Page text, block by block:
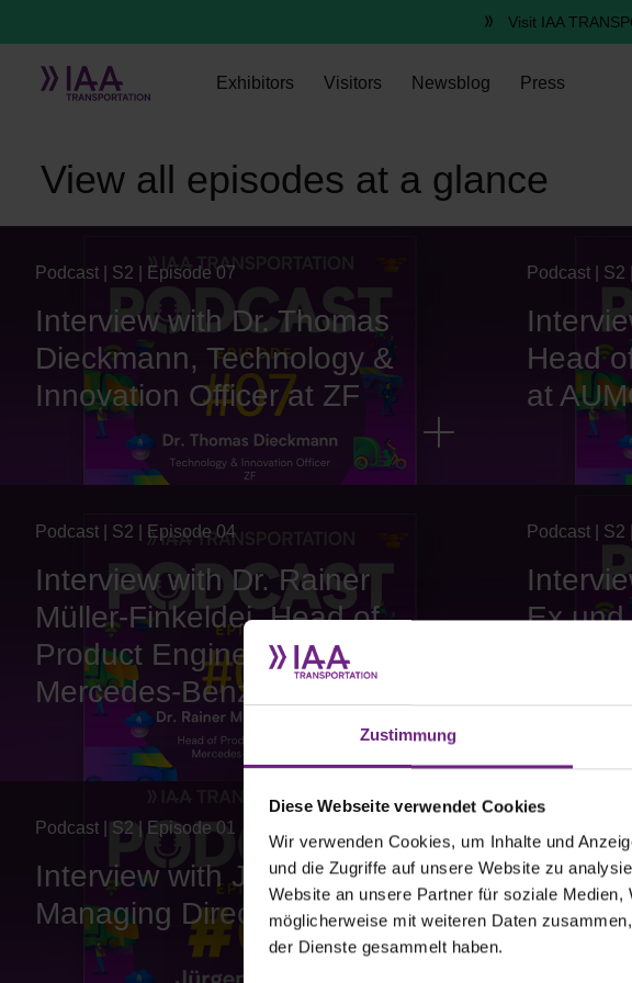
Zustimmung
Diese Webseite verwendet Cookies
Wir verwenden Cookies, um Inhalte und
und die Zugriffe auf unsere Website zu
Website an unsere Partner für soziale
möglicherweise mit weiteren Daten
der Dienste gesammelt haben.
Visit IAA
Exhibitors Visitors Newsblog Press
View all episodes at a glance
Podcast | S2 | Episode 07
Interview with Dr. Thomas
Dieckmann, Technology &
Innovation Officer at ZF
Podcast | S2
Head
at
Podcast | S2 | Episode 04
Interview with Dr. Rainer
Müller-Finkeldei, Head of
Product Engineering at
Mercedes-Benz Trucks
Podcast | S2
Ex und
Podcast | S2 | Episode 01
Interview with Jürgen Mindel,
Managing Director of VDA